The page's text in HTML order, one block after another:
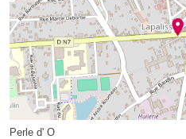
Perle d' O